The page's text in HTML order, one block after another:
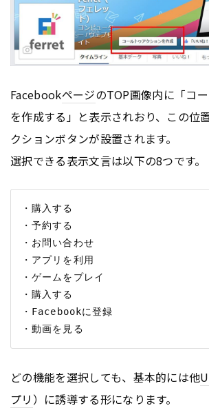
FacebookページのTOP画像内に「コ
を作成する」と表示されおり、この位
クションボタンが設置されます。
選択できる表示文言は以下の8つです。
・購入する
・予約する
・お問い合わせ
・アプリを利用
・ゲームをプレイ
・購入する
・Facebookに登録
どの機能を選択しても、基本的には他
プリ ）に誘導する形になります。